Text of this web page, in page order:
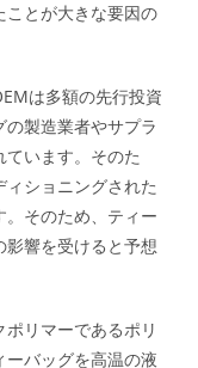
ことが大きな要因の
は多額の先行投資
製造業者やサプラ
います。そのた
ショニングされた
そのため、ティー
響を受けると予想
リマーであるポリ
バッグを高温の液